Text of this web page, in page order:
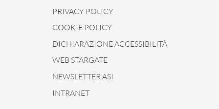
PRIVACY POLICY
COOKIE POLICY
DICHIARAZIONE ACCESSIBILITÀ
WEB STARGATE
NEWSLETTER ASI
INTRANET